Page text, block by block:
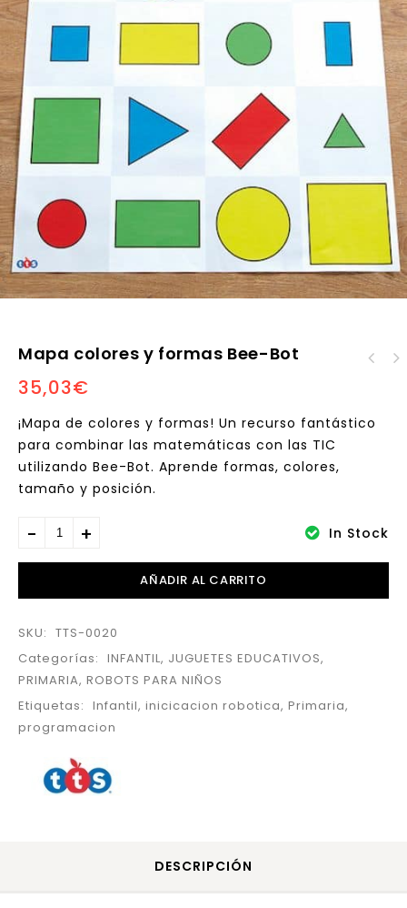
Mapa colores y formas Bee-Bot
35,03€
¡Mapa de colores y formas! Un recurso fantástico
para combinar las matemáticas con las TIC
utilizando Bee-Bot. Aprende formas, colores,
tamaño y posición.
In Stock
AÑADIR AL CARRITO
SKU: TTS-0020
Categorías: INFANTIL, JUGUETES EDUCATIVOS,
PRIMARIA, ROBOTS PARA NIÑOS
Etiquetas: Infantil, inicicacion robotica, Primaria,
programacion
DESCRIPCIÓN